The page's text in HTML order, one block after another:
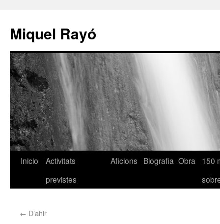
Miquel Rayó
Inicio
Activitats
previstes
Aficions Biografia Obra
150
← D’ahir